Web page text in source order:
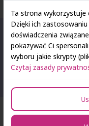
Swoją wiedzą i
wyjątkowi goście
mediów, kultury i
Ta strona wykorzystuje
Dzięki ich
doświadczenia
pokazywać Ci
wyboru jakie skrypty
Czytaj zasady